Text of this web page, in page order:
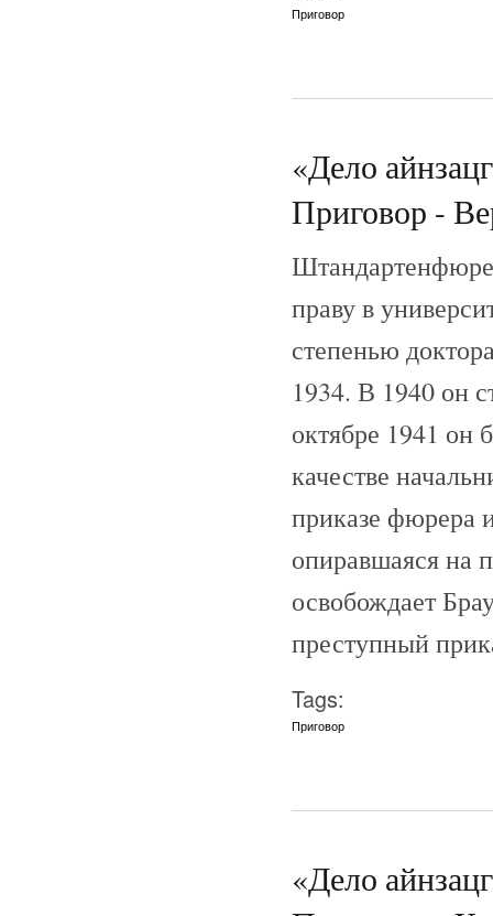
Приговор
«Дело
Приговор -
праву в
степенью
1934. В 1940 он
октябре 1941 он
качестве
приказе фюрера
опиравшаяся на
освобождает
преступный
Tags:
Приговор
«Дело